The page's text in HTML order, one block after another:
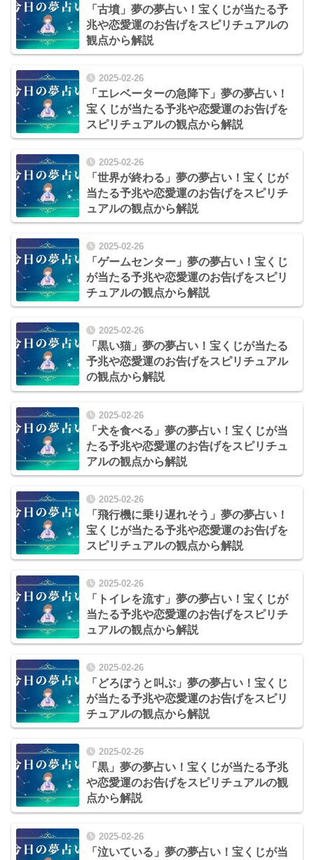
「古墳」夢の夢占い！宝くじが当たる予
兆や恋愛運のお告げをスピリチュアルの
観点から解説
2025-02-26
「エレベーターの急降下」夢の夢占い！
宝くじが当たる予兆や恋愛運のお告げを
スピリチュアルの観点から解説
2025-02-26
「世界が終わる」夢の夢占い！宝くじが
当たる予兆や恋愛運のお告げをスピリチ
ュアルの観点から解説
2025-02-26
「ゲームセンター」夢の夢占い！宝くじ
が当たる予兆や恋愛運のお告げをスピリ
チュアルの観点から解説
2025-02-26
「黒い猫」夢の夢占い！宝くじが当たる
予兆や恋愛運のお告げをスピリチュアル
の観点から解説
2025-02-26
「犬を食べる」夢の夢占い！宝くじが当
たる予兆や恋愛運のお告げをスピリチュ
アルの観点から解説
2025-02-26
「飛行機に乗り遅れそう」夢の夢占い！
宝くじが当たる予兆や恋愛運のお告げを
スピリチュアルの観点から解説
2025-02-26
「トイレを流す」夢の夢占い！宝くじが
当たる予兆や恋愛運のお告げをスピリチ
ュアルの観点から解説
2025-02-26
「どろぼうと叫ぶ」夢の夢占い！宝くじ
が当たる予兆や恋愛運のお告げをスピリ
チュアルの観点から解説
2025-02-26
「黒」夢の夢占い！宝くじが当たる予兆
や恋愛運のお告げをスピリチュアルの観
点から解説
2025-02-26
「泣いている」夢の夢占い！宝くじが当